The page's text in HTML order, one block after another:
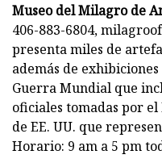
Museo del Milagro de
406-883-6804,
presenta miles de
además de
Guerra Mundial que
oficiales tomadas por
de EE. UU. que
Horario: 9 am a 5 pm